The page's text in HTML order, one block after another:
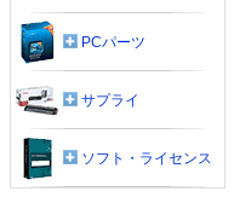
PCパーツ
サプライ
ソフト・ライセンス